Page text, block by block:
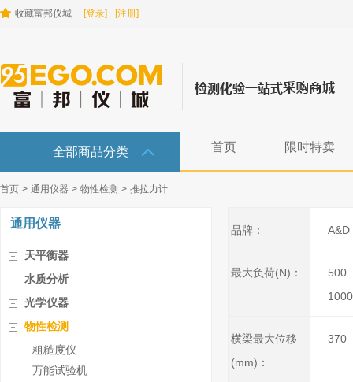
收藏富邦仪城 [登录] [注册]
全部商品分类 首页 限时特卖
首页 > 通用仪器 > 物性检测 > 推拉力计
通用仪器
天平衡器
水质分析
光学仪器
物性检测
粗糙度仪
万能试验机
品牌： A&D
最大负荷(N)：
500
横梁最大位移
(mm)：
370